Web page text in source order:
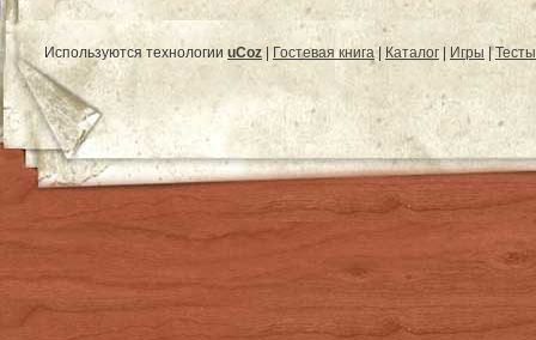
Используются технологии uCoz Гостевая книга| Каталог Игры |Тесты